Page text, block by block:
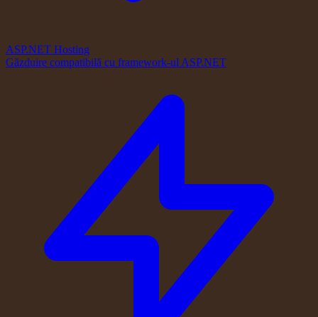
ASP.NET Hosting
Găzduire compatibilă cu framework-ul ASP.NET